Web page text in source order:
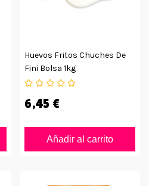
Huevos Fritos Chuches De
Fini Bolsa 1kg
6,45 €
Añadir al carrito